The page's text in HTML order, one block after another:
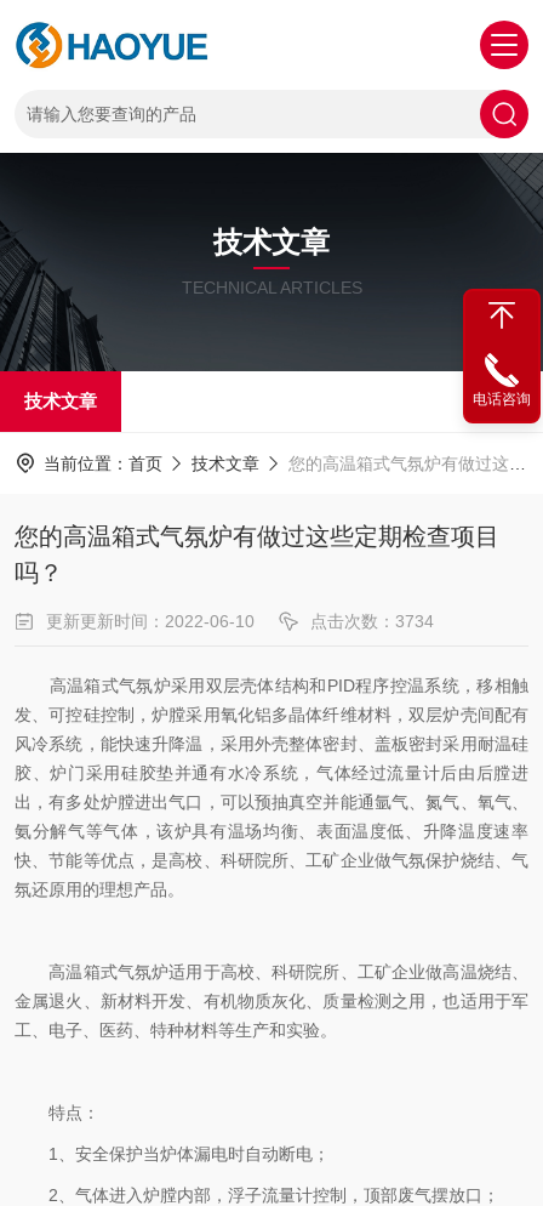
技术文章
TECHNICAL ARTICLES
技术文章
当前位置： 首页 技术文章 您的高温箱式气氛炉有做过这些定期检查项目吗？
您的高温箱式气氛炉有做过这些定期检查项目
吗？
更新更新时间：2022-06-10 点击次数：3734
高温箱式气氛炉采用双层壳体结构和PID程序控温系统，移相触
发、可控硅控制，炉膛采用氧化铝多晶体纤维材料，双层炉壳间配有
风冷系统，能快速升降温，采用外壳整体密封、盖板密封采用耐温硅
胶、炉门采用硅胶垫并通有水冷系统，气体经过流量计后由后膛进
出，有多处炉膛进出气口，可以预抽真空并能通氩气、氮气、氧气、
氨分解气等气体，该炉具有温场均衡、表面温度低、升降温度速率
快、节能等优点，是高校、科研院所、工矿企业做气氛保护烧结、气
氛还原用的理想产品。
高温箱式气氛炉适用于高校、科研院所、工矿企业做高温烧结、
金属退火、新材料开发、有机物质灰化、质量检测之用，也适用于军
工、电子、医药、特种材料等生产和实验。
特点：
1、安全保护当炉体漏电时自动断电；
2、气体进入炉膛内部，浮子流量计控制，顶部废气摆放口；
电话咨询